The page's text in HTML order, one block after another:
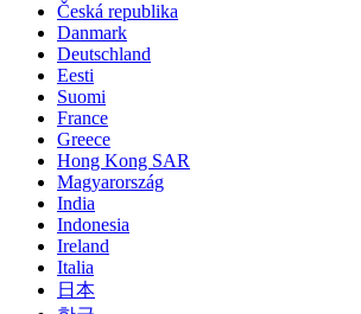
Česká republika
Danmark
Deutschland
Eesti
Suomi
France
Greece
Hong Kong SAR
Magyarország
India
Indonesia
Ireland
Italia
日本